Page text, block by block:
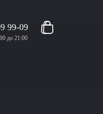
99-09
до 21:00